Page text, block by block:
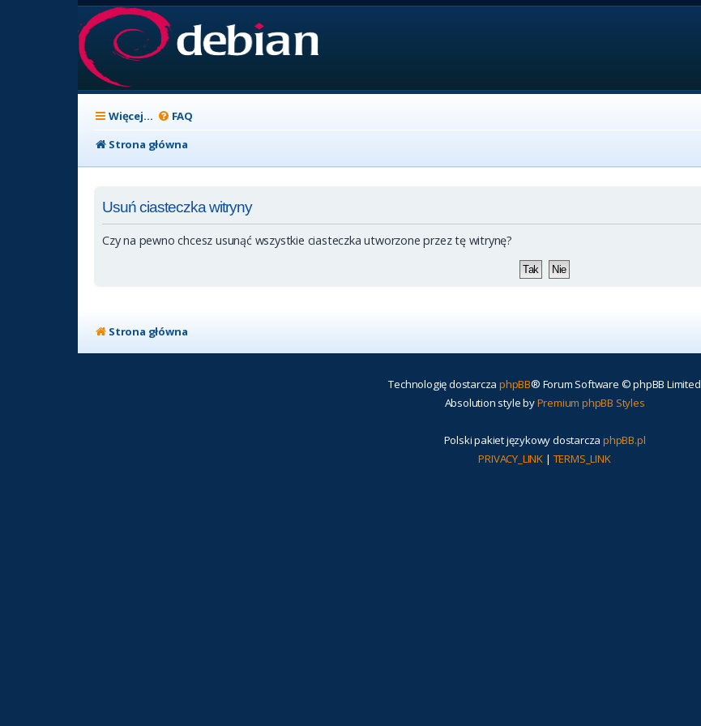
Więcej… FAQ
Strona główna
Usuń ciasteczka witryny
Czy na pewno chcesz usunąć wszystkie ciasteczka utworzone przez tę witrynę?
Strona główna
Technologię dostarcza phpBB® Forum Software © phpBB Limited
Absolution style byPremium phpBB Styles
Polski pakiet językowy dostarcza phpBB.pl
PRIVACY_LINK | TERMS_LINK